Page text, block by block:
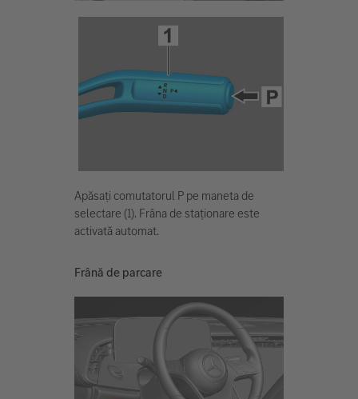
Apăsați comutatorul P pe maneta de
selectare (1). Frâna de staționare este
activată automat.
Frână de parcare